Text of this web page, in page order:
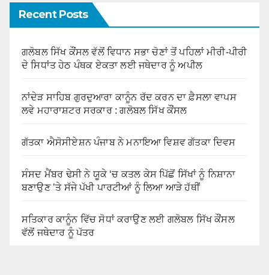
Recent Posts
ਗਲੋਬਲ ਸਿੱਖ ਕੌਂਸਲ ਵੱਲੋਂ ਵਿਧਾਨ ਸਭਾ ਚੋਣਾਂ ਤੋਂ ਪਹਿਲਾਂ ਮੀਰੀ-ਪੀਰੀ
ਦੇ ਸਿਧਾਂਤ ਹੇਠ ਪੰਥਕ ਏਕਤਾ ਲਈ ਜਥੇਦਾਰ ਨੂੰ ਅਪੀਲ
ਨਾਂਦੇੜ ਸਾਹਿਬ ਗੁਰਦੁਆਰਾ ਕਾਨੂੰਨ ਰੱਦ ਕਰਨ ਦਾ ਫ਼ੈਸਲਾ ਵਾਪਸ
ਲਵੇ ਮਹਾਰਾਸ਼ਟਰ ਸਰਕਾਰ : ਗਲੋਬਲ ਸਿੱਖ ਕੌਂਸਲ
ਗੱਤਕਾ ਐਸੋਸੀਏਸ਼ਨ ਪੰਜਾਬ ਨੇ ਮਨਾਇਆ ਵਿਸ਼ਵ ਗੱਤਕਾ ਦਿਵਸ
ਸੰਸਦ ਮੈਂਬਰ ਢੇਸੀ ਨੇ ਯੂਕੇ ‘ਚ ਕਤਲ ਕੇਸ ਪਿੱਛੋਂ ਸਿੱਖਾਂ ਨੂੰ ਨਿਸ਼ਾਨਾ
ਬਣਾਉਣ ’ਤੇ ਸੱਜੇ ਪੱਖੀ ਪਾਰਟੀਆਂ ਨੂੰ ਲਿਆ ਆੜੇ ਹੱਥੀਂ
ਸਤਿਕਾਰ ਕਾਨੂੰਨ ਵਿੱਚ ਸੋਧਾਂ ਕਰਾਉਣ ਲਈ ਗਲੋਬਲ ਸਿੱਖ ਕੌਂਸਲ
ਵੱਲੋਂ ਜਥੇਦਾਰ ਨੂੰ ਪੱਤਰ